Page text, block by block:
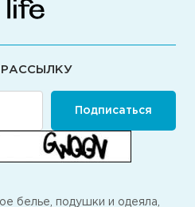
Подписаться
белье, подушки и одеяла,